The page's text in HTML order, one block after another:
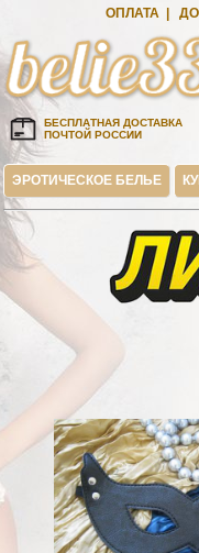
ОПЛАТА
БЕСПЛАТНАЯ ДОСТАВКА
ПОЧТОЙ РОССИИ
ЭРОТИЧЕСКОЕ БЕЛЬЕ